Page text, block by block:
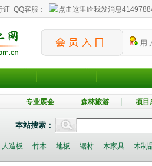
证 QQ客服：
用
专业展会 森林旅游 项目
本站搜索：
人造板 竹木 地板 锯材 木家具 木制